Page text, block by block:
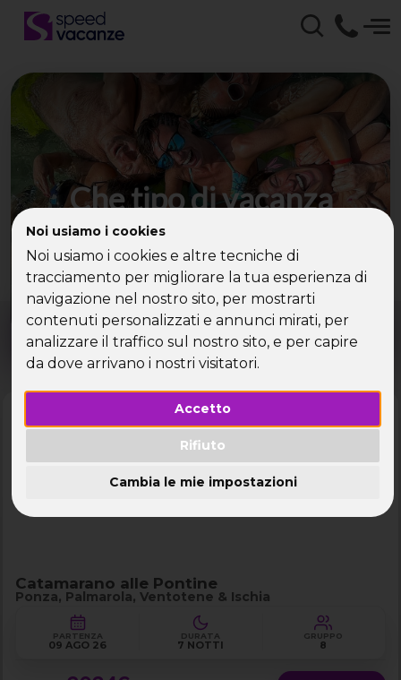
Noi usiamo i cookies
Noi usiamo i cookies e altre tecniche di
tracciamento per migliorare la tua esperienza di
navigazione nel nostro sito, per mostrarti
contenuti personalizzati e annunci mirati, per
analizzare il traffico sul nostro sito, e per capire
da dove arrivano i nostri visitatori.
Accetto
Rifiuto
Cambia le mie impostazioni
Che tipo di vacanza
cerchi?
Scegli la tua destinazione tra le diverse proposte
di Speed Vacanze®
Dove? Quando?
Tutto l'anno
SKIPPER COMPRESO
SCONTO -100€
Catamarano alle Pontine
Ponza, Palmarola, Ventotene & Ischia
PARTENZA
09 AGO 26
DURATA
7 NOTTI
GRUPPO
8